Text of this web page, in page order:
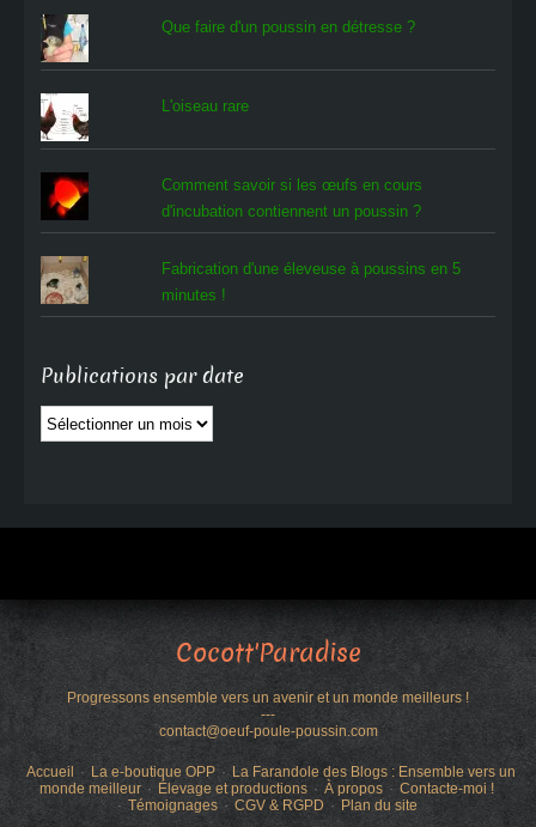
Que faire d'un poussin en détresse ?
L'oiseau rare
Comment savoir si les œufs en cours
d'incubation contiennent un poussin ?
Fabrication d'une éleveuse à poussins en 5
minutes !
Publications par date
Publications
par
Cocott'Paradise
Progressons ensemble vers un avenir et un monde meilleurs !
---
contact@oeuf-poule-poussin.com
Accueil La e-boutique OPP
La Farandole des Blogs : Ensemble vers un
monde meilleur
Élevage et productions À propos
Contacte-moi !
Témoignages
CGV & RGPD Plan du site